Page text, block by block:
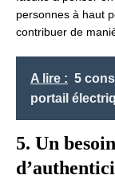
personnes à haut
contribuer de
A lire : 5
portail
5. Un